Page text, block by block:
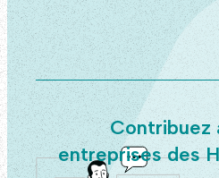
Contribuez
entreprises des